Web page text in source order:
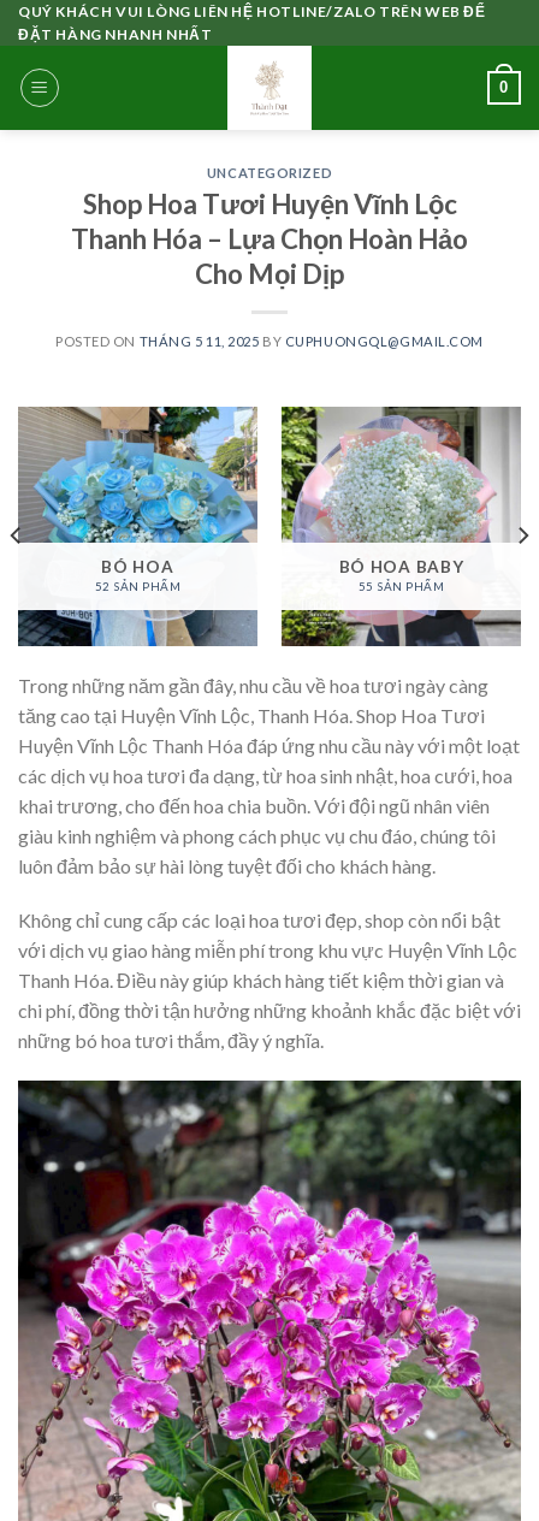
Skip
to
content
QUÝ KHÁCH VUI LÒNG LIÊN HỆ HOTLINE/ZALO TRÊN WEB ĐỂ
ĐẶT HÀNG NHANH NHẤT
0
UNCATEGORIZED
Shop Hoa Tươi Huyện Vĩnh Lộc
Thanh Hóa – Lựa Chọn Hoàn Hảo
Cho Mọi Dịp
POSTED ON THÁNG 5 11, 2025 BY CUPHUONGQL@GMAIL.COM
BÓ HOA
52 SẢN PHẨM
BÓ HOA BABY
55 SẢN PHẨM
Trong những năm gần đây, nhu cầu về hoa tươi ngày càng
tăng cao tại Huyện Vĩnh Lộc, Thanh Hóa. Shop Hoa Tươi
Huyện Vĩnh Lộc Thanh Hóa đáp ứng nhu cầu này với một loạt
các dịch vụ hoa tươi đa dạng, từ hoa sinh nhật, hoa cưới, hoa
khai trương, cho đến hoa chia buồn. Với đội ngũ nhân viên
giàu kinh nghiệm và phong cách phục vụ chu đáo, chúng tôi
luôn đảm bảo sự hài lòng tuyệt đối cho khách hàng.
Không chỉ cung cấp các loại hoa tươi đẹp, shop còn nổi bật
với dịch vụ giao hàng miễn phí trong khu vực Huyện Vĩnh Lộc
Thanh Hóa. Điều này giúp khách hàng tiết kiệm thời gian và
chi phí, đồng thời tận hưởng những khoảnh khắc đặc biệt với
những bó hoa tươi thắm, đầy ý nghĩa.